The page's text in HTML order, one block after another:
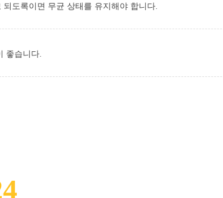
도록이면 무균 상태를 유지해야 합니다.
좋습니다.